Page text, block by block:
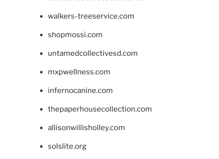
walkers-treeservice.com
shopmossi.com
untamedcollectivesd.com
mxpwellness.com
infernocanine.com
thepaperhousecollection.com
allisonwillisholley.com
solslite.org